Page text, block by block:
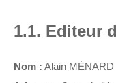
1.1. Editeur
Nom : Alain MÉNARD